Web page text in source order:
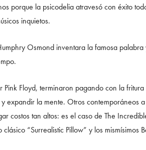
porque la psicodelia atravesó con éxito
inquietos.
Osmond inventara la famosa
Floyd, terminaron pagando con la
expandir la mente. Otros contemporáneos
costos tan altos: es el caso de The
“Surrealistic Pillow” y los mismísimos